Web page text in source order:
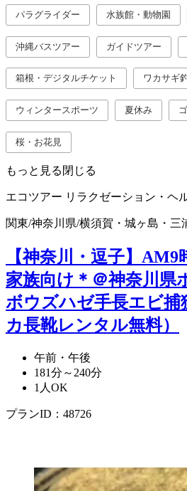
パラグライダー 水族館・動物園
沖縄バスツアー ガイドツアー
箱根・デジタルチケット ワカサギ
ウィンタースポーツ 夏休み
桜・お花見
もっと見る 閉じる
エコツアー リラクゼーション・ヘ
関東/神奈川県/横須賀・城ヶ島・三
【神奈川・逗子】AM9
家族向け＊＠神奈川県
ボウズハゼ手長エビ捕
カ長靴レンタル無料）
午前・午後
181分～240分
1人OK
プランID：48726